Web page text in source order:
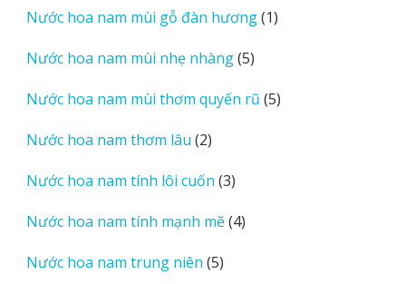
phẩm
Nước hoa nam mùi gỗ đàn hương 11
Nước hoa nam mùi nhẹ nhàng 55
phẩm
Nước hoa nam mùi thơm quyến rũ 55
Nước hoa nam thơm lâu 22
phẩm
Nước hoa nam tính lôi cuốn 33
phẩm
Nước hoa nam tính mạnh mẽ 44
Nước hoa nam trung niên 55